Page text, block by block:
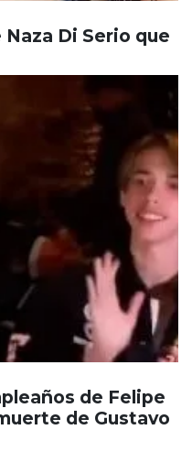
Di Serio que
de Felipe
de Gustavo